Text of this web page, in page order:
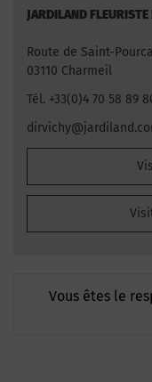
JARDILAND
Route de Saint-
03110 Charmeil
Tél. +33(0)4 70 58 89
Vous êtes le